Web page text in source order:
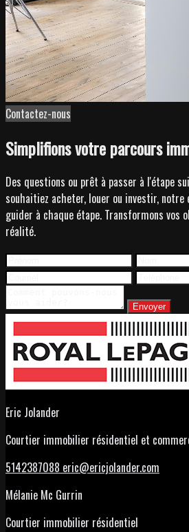
Contactez-nous
Simplifions votre parcours
Des questions ou prêt à passer à l'étape
souhaitiez acheter, louer ou investir, notre
guider à chaque étape. Transformons vos
réalité.
Envoyer
Eric Jolander
Courtier immobilier résidentiel et
5142387088 eric@ericjolander.com
Mélanie Mc Gurrin
Courtier immobilier résidentiel